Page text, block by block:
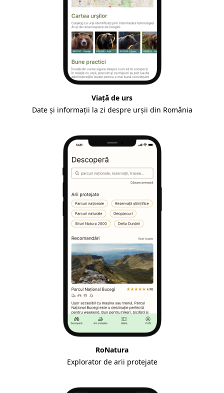
Viață de urs
Date și informații la zi despre urșii din România
RoNatura
Explorator de arii protejate